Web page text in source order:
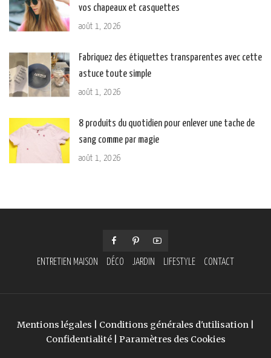
vos chapeaux et casquettes
août 1, 2026
Fabriquez des étiquettes transparentes avec cette
astuce toute simple
août 1, 2026
8 produits du quotidien pour enlever une tache de
sang comme par magie
août 1, 2026
ENTRETIEN MAISON DÉCO JARDIN LIFESTYLE CONTACT
Mentions légales Conditions générales d'utilisation
Confidentialité| Paramètres des Cookies